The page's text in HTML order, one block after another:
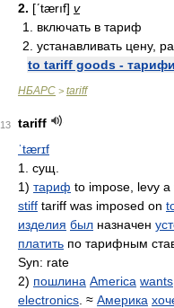
2. [ʹtærıf] v
1. включать в тариф
2. устанавливать цену,
to tariff goods -
НБАРС > tariff
13
tariff
ˈtærɪf
1. сущ.
1) тариф to impose, levy a
stiff tariff was imposed on
изделия был назначен
платить по тарифным
Syn: rate
2) пошлина America wants
electronics . ≈ Америка